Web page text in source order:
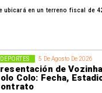
5 De Agosto De 2026
de
Colo: Fecha,
DEPORTES
ubicará en un terreno fiscal de